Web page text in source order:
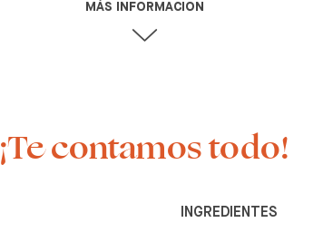
MÁS INFORMACIÓN
¡Te contamos todo!
INGREDIENTES